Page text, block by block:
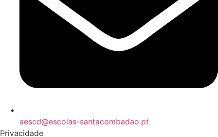
aescd@escolas-santacombadao.pt
Privacidade